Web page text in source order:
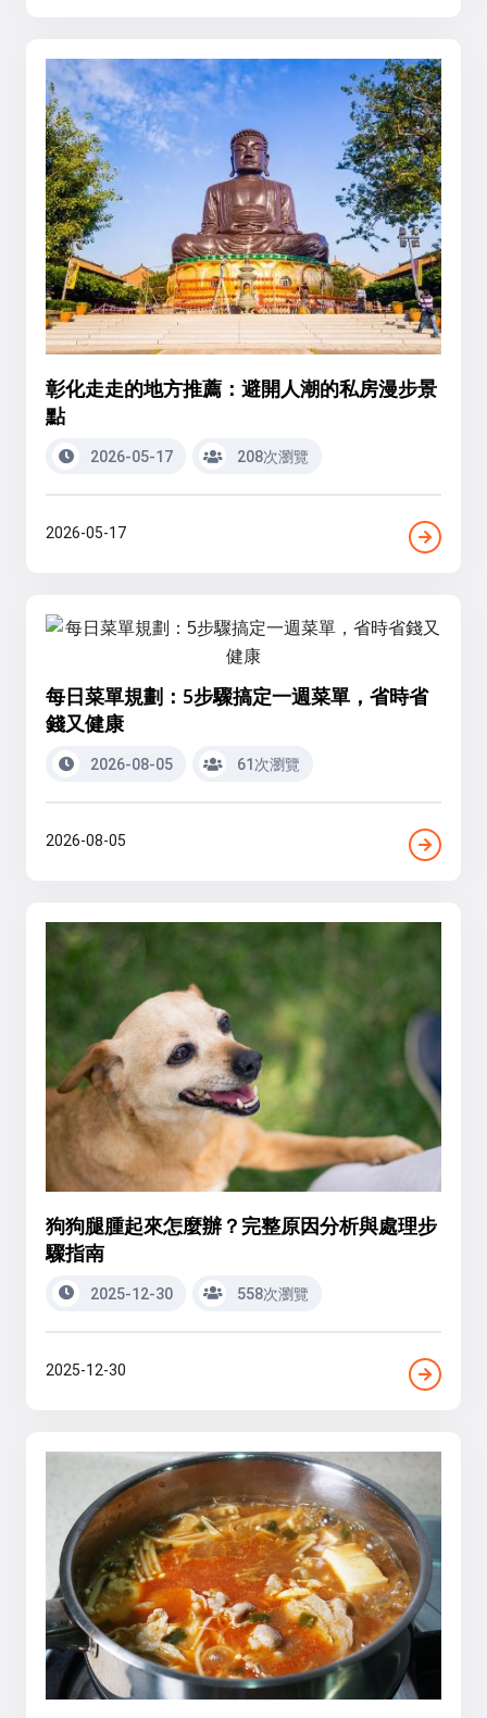
彰化走走的地方推薦：避開人潮的私房漫步景
點
2026-05-17 208次瀏覽
2026-05-17
每日菜單規劃：5步驟搞定一週菜單，省時省
錢又健康
2026-08-05 61次瀏覽
2026-08-05
狗狗腿腫起來怎麼辦？完整原因分析與處理步
驟指南
2025-12-30 558次瀏覽
2025-12-30